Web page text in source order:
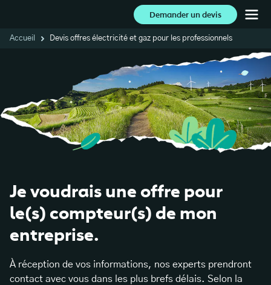
Demander un devis
Accueil Devis offres électricité et gaz pour les professionnels
Je voudrais une offre pour
le(s) compteur(s) de mon
entreprise.
À réception de vos informations, nos experts prendront
contact avec vous dans les plus brefs délais. Selon la